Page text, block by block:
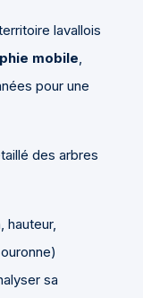
lavallois
mobile,
pour une
des arbres
hauteur,
sa